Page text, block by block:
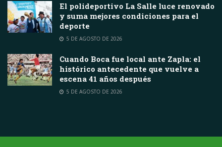
El polideportivo La Salle luce renovado
y suma mejores condiciones para el
deporte
5 DE AGOSTO DE 2026
Cuando Boca fue local ante Zapla: el
histórico antecedente que vuelve a
escena 41 años después
5 DE AGOSTO DE 2026